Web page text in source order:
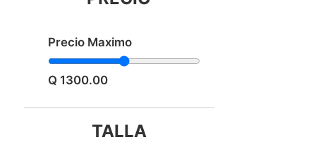
Precio Maximo
Q 1300.00
TALLA